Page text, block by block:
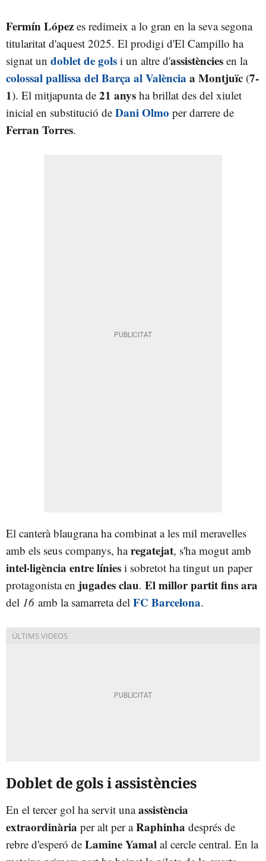
Fermín López es redimeix a lo gran en la seva segona
titularitat d'aquest 2025. El prodigi d'El Campillo ha
signat un doblet de gols i un altre d'assistències en la
colossal pallissa del Barça al València a Montjuïc (7-
1). El mitjapunta de 21 anys ha brillat des del xiulet
inicial en substitució de Dani Olmo per darrere de
Ferran Torres.
El canterà blaugrana ha combinat a les mil meravelles
amb els seus companys, haregatejat, s'ha mogut amb
intel·ligència entre línies i sobretot ha tingut un paper
protagonista en jugades clau. El millor partit fins ara
del 16 amb la samarreta del FC Barcelona.
Doblet de gols i assistències
En el tercer gol ha servit unaassistència
extraordinària per alt per aRaphinha després de
rebre d'esperó de Lamine Yamal al cercle central. En la